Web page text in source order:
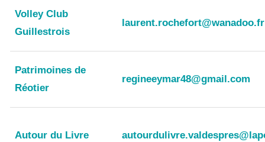
Volley Club
Guillestrois
laurent.rochefort@wanadoo.fr
Patrimoines de
Réotier
regineeymar48@gmail.com
Autour du Livre